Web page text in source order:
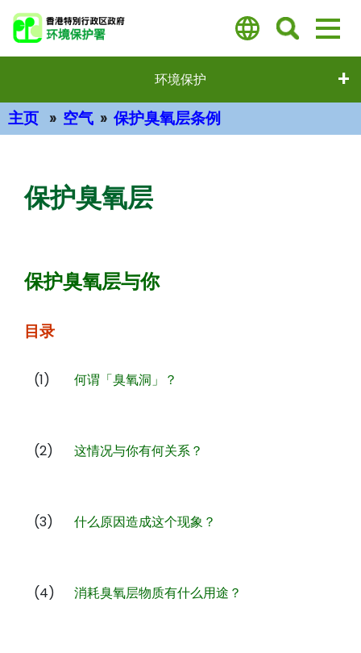
内
环境保护
主页 空气 保护臭氧层条例
保护臭氧层
保护臭氧层与你
目录
(1) 何谓「臭氧洞」？
(2) 这情况与你有何关系？
(3) 什么原因造成这个现象？
(4) 消耗臭氧层物质有什么用途？